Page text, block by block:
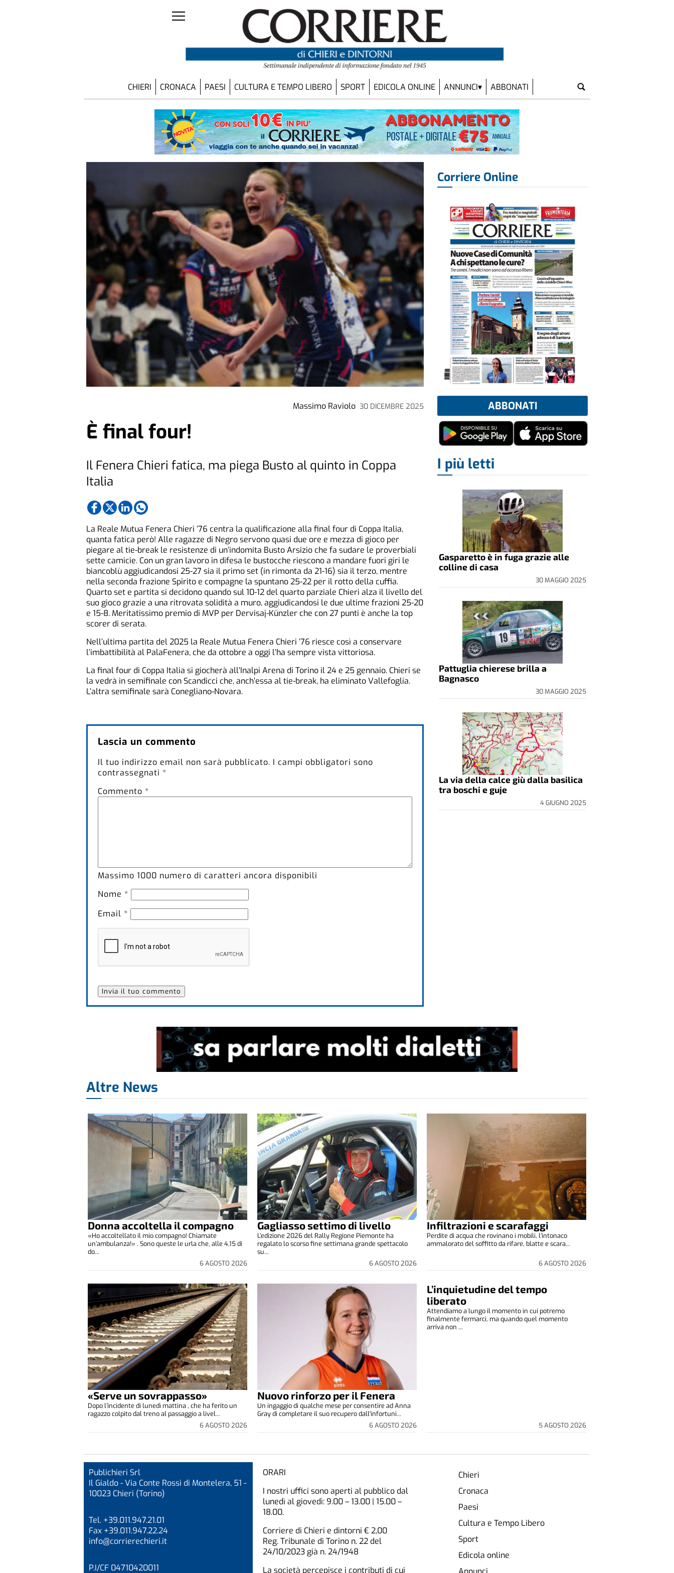
CHIERI CRONACA PAESI CULTURA E TEMPO LIBERO SPORT EDICOLA ONLINE ANNUNCI ABBONATI
Massimo Raviolo 30 DICEMBRE 2025
È final four!
Il Fenera Chieri fatica, ma piega Busto al quinto in Coppa
Italia
La Reale Mutua Fenera Chieri ’76 centra la qualificazione alla final four di Coppa Italia,
quanta fatica però! Alle ragazze di Negro servono quasi due ore e mezza di gioco per
piegare al tie-break le resistenze di un’indomita Busto Arsizio che fa sudare le proverbiali
sette camicie. Con un gran lavoro in difesa le bustocche riescono a mandare fuori giri le
biancoblù aggiudicandosi 25-27 sia il primo set (in rimonta da 21-16) sia il terzo, mentre
nella seconda frazione Spirito e compagne la spuntano 25-22 per il rotto della cuffia.
Quarto set e partita si decidono quando sul 10-12 del quarto parziale Chieri alza il livello del
suo gioco grazie a una ritrovata solidità a muro, aggiudicandosi le due ultime frazioni 25-20
e 15-8. Meritatissimo premio di MVP per Dervisaj-Künzler che con 27 punti è anche la top
scorer di serata.
Nell’ultima partita del 2025 la Reale Mutua Fenera Chieri ’76 riesce così a conservare
l’imbattibilità al PalaFenera, che da ottobre a oggi l’ha sempre vista vittoriosa.
La final four di Coppa Italia si giocherà all’Inalpi Arena di Torino il 24 e 25 gennaio. Chieri se
la vedrà in semifinale con Scandicci che, anch’essa al tie-break, ha eliminato Vallefoglia.
L’altra semifinale sarà Conegliano-Novara.
Lascia un commento
Il tuo indirizzo email non sarà pubblicato. I campi obbligatori sono
contrassegnati *
Commento *
Massimo 1000 numero di caratteri ancora disponibili
Nome *
Email *
Corriere Online
ABBONATI
I più letti
Gasparetto è in fuga grazie alle
colline di casa
30 MAGGIO 2025
Pattuglia chierese brilla a
Bagnasco
30 MAGGIO 2025
La via della calce giù dalla basilica
tra boschi e guje
4 GIUGNO 2025
Altre News
Donna accoltella il compagno
6 AGOSTO 2026
«Ho accoltellato il mio compagno! Chiamate
un’ambulanza!» . Sono queste le urla che, alle 4,15 di
do...
Gagliasso settimo di livello
6 AGOSTO 2026
L’edizione 2026 del Rally Regione Piemonte ha
regalato lo scorso fine settimana grande spettacolo
su...
Infiltrazioni e scarafaggi
6 AGOSTO 2026
Perdite di acqua che rovinano i mobili, l’intonaco
ammalorato del soffitto da rifare, blatte e scara...
«Serve un sovrappasso»
6 AGOSTO 2026
Dopo l’incidente di lunedì mattina , che ha ferito un
ragazzo colpito dal treno al passaggio a livel...
Nuovo rinforzo per il Fenera
6 AGOSTO 2026
Un ingaggio di qualche mese per consentire ad Anna
Gray di completare il suo recupero dall'infortuni...
L’inquietudine del tempo
liberato
5 AGOSTO 2026
Attendiamo a lungo il momento in cui potremo
finalmente fermarci, ma quando quel momento
arriva non ...
Publichieri Srl
Il Gialdo - Via Conte Rossi di Montelera, 51 -
10023 Chieri (Torino)
Tel. +39.011.947.21.01
Fax +39.011.947.22.24
info@corrierechieri.it
P.I/CF 04710420011
ORARI
I nostri uffici sono aperti al pubblico dal
lunedì al giovedì: 9.00 – 13.00 | 15.00 –
18.00.
Corriere di Chieri e dintorni € 2,00
Reg. Tribunale di Torino n. 22 del
24/10/2023 già n. 24/1948
La società percepisce i contributi di cui
Chieri
Cronaca
Paesi
Cultura e Tempo Libero
Sport
Edicola online